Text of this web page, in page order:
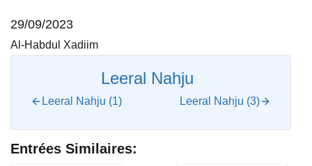
29/09/2023
Al-Habdul Xadiim
Leeral Nahju
Leeral Nahju (1) Leeral Nahju (3)
Entrées Similaires: